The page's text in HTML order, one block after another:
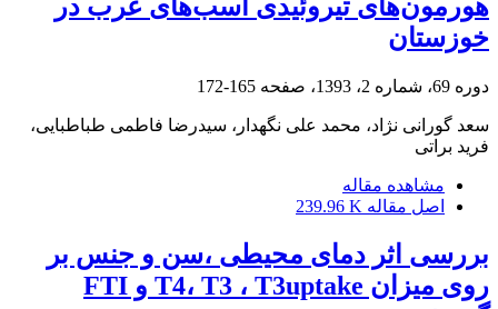
هورمون‌های تیروئیدی‌ اسب‌های عرب در
خوزستان
دوره 69، شماره 2، 1393، صفحه 165-172
سعد گورانی نژاد، محمد علی نگهدار، سیدرضا فاطمی طباطبایی،
فرید براتی
مشاهده مقاله
اصل مقاله 239.96 K
بررسی اثر دمای محیطی ،سن و جنس بر
روی میزان T4، T3 ، T3uptake و FTI